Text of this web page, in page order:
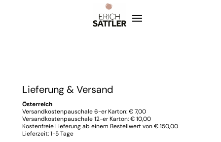
Lieferung & Versand
Österreich
Versandkostenpauschale 6-er Karton: € 7,00
Versandkostenpauschale 12-er Karton: € 10,00
Kostenfreie Lieferung ab einem Bestellwert von € 150,00
Lieferzeit: 1-5 Tage